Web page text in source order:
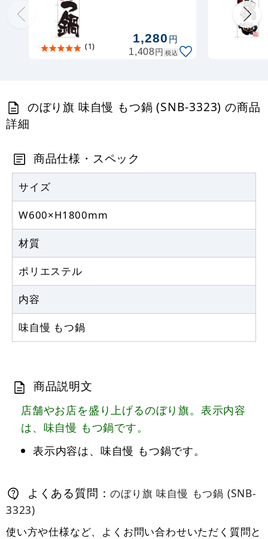
定番のぼり竿 オリジナルのぼりポール
1.6～3m 伸縮式 水色 (30537SBL)
367
定番のぼり竿 オリジナルのぼりポール
367
カゴへ
注水型マルチのぼりスタンド 20L
(1)
1,280円
1,408円 税込
のぼり旗 味自慢 もつ鍋 (SNB-3323) の商品
詳細
商品仕様・スペック
サイズ
W600×H1800mm
材質
ポリエステル
内容
味自慢 もつ鍋
商品説明文
店舗やお店を盛り上げるのぼり旗。表示内容
は、味自慢 もつ鍋です。
表示内容は、味自慢 もつ鍋です。
よくある質問：のぼり旗 味自慢 もつ鍋 (SNB-
3323)
使い方や仕様など、よくお問い合わせいただく質問と